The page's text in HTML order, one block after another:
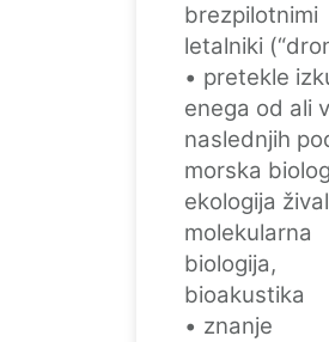
brezpilotnimi
letalniki
• pretekle
enega od ali
naslednjih
morska
ekologija
molekularna
biologija,
bioakustika
• znanje